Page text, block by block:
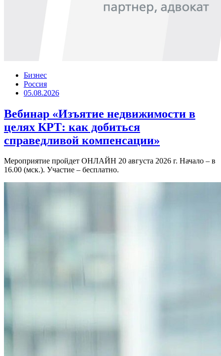
Бизнес
Россия
05.08.2026
Вебинар «Изъятие недвижимости в
целях КРТ: как добиться
справедливой компенсации»
Мероприятие пройдет ОНЛАЙН 20 августа 2026 г. Начало – в
16.00 (мск.). Участие – бесплатно.